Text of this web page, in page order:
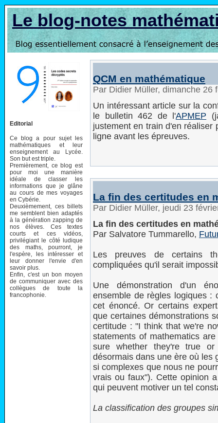
Le blog-notes
Editorial
Ce blog a pour sujet les
mathématiques et leur
enseignement au Lycée.
Son but est triple.
Premièrement, ce blog est
pour moi une manière
idéale de classer les
informations que je glâne
au cours de mes voyages
en Cybérie.
Deuxièmement, ces billets
me semblent bien adaptés
à la génération zapping de
nos élèves. Ces textes
courts et ces vidéos,
privilégiant le côté ludique
des maths, pourront, je
l'espère, les intéresser et
leur donner l'envie d'en
savoir plus.
Enfin, c'est un bon moyen
de communiquer avec des
collègues de toute la
francophonie.
QCM en mathématique
Par Didier Müller, dimanche 26
Un intéressant article sur la
le bulletin 462 de l'APMEP
justement en train d'en réaliser
ligne avant les épreuves.
La fin des certitudes en
Par Didier Müller, jeudi 23
La fin des certitudes en
Par Salvatore Tummarello,
Les preuves de certains
compliquées qu'il serait
Une démonstration d'un
ensemble de règles logiques :
cet énoncé. Or certains
que certaines démonstrations
certitude : "I think that we're
statements of mathematics
sure whether they're true
désormais dans une ère où les
si complexes que nous ne
vrais ou faux"). Cette opinion
qui peuvent motiver un tel
La classification des groupes